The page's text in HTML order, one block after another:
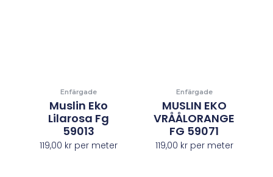
Enfärgade
Muslin Eko
Lilarosa Fg
59013
119,00 kr per meter
Enfärgade
MUSLIN EKO
VRÅÅLORANGE
FG 59071
119,00 krper meter